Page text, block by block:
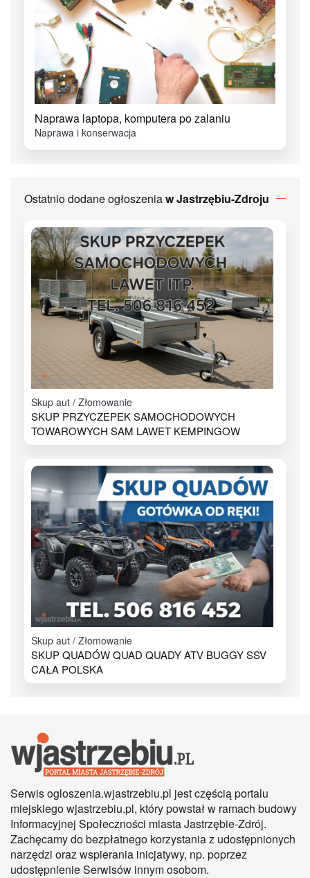
Naprawa laptopa, komputera po zalaniu
Naprawa i konserwacja
Ostatnio dodane ogłoszeniaw Jastrzębiu-Zdroju
Skup aut / Złomowanie
SKUP PRZYCZEPEK SAMOCHODOWYCH
TOWAROWYCH SAM LAWET KEMPINGOW
Skup aut / Złomowanie
SKUP QUADÓW QUAD QUADY ATV BUGGY SSV
CAŁA POLSKA
Serwis ogloszenia.wjastrzebiu.pl jest częścią portalu
miejskiego wjastrzebiu.pl, który powstał w ramach budowy
Informacyjnej Społeczności miasta Jastrzębie-Zdrój.
Zachęcamy do bezpłatnego korzystania z udostępnionych
narzędzi oraz wspierania inicjatywy, np. poprzez
udostępnienie Serwisów innym osobom.